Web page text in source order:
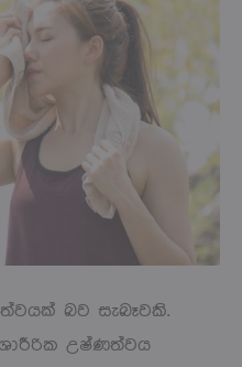
බව සැබෑවකි.
උෂ්ණත්වය